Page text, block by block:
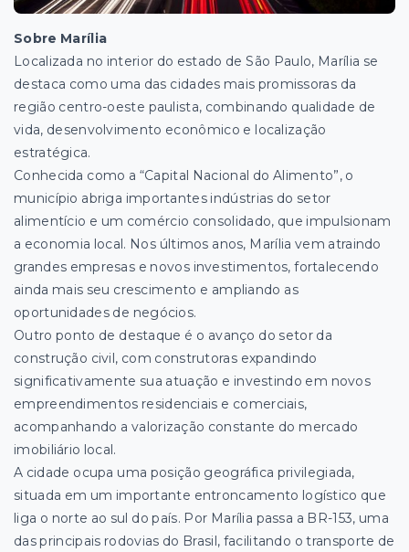
Sobre Marília
Localizada no interior do estado de São Paulo, Marília se
destaca como uma das cidades mais promissoras da
região centro-oeste paulista, combinando qualidade de
vida, desenvolvimento econômico e localização
estratégica.
Conhecida como a “Capital Nacional do Alimento”, o
município abriga importantes indústrias do setor
alimentício e um comércio consolidado, que impulsionam
a economia local. Nos últimos anos, Marília vem atraindo
grandes empresas e novos investimentos, fortalecendo
ainda mais seu crescimento e ampliando as
oportunidades de negócios.
Outro ponto de destaque é o avanço do setor da
construção civil, com construtoras expandindo
significativamente sua atuação e investindo em novos
empreendimentos residenciais e comerciais,
acompanhando a valorização constante do mercado
imobiliário local.
A cidade ocupa uma posição geográfica privilegiada,
situada em um importante entroncamento logístico que
liga o norte ao sul do país. Por Marília passa a BR-153, uma
das principais rodovias do Brasil, facilitando o transporte de